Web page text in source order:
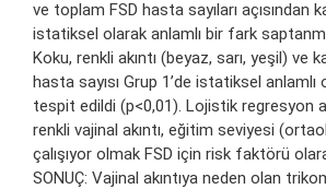
ve toplam FSD hasta sayıları açısından
istatiksel olarak anlamlı bir fark
Koku, renkli akıntı (beyaz, sarı, yeşil) ve
hasta sayısı Grup 1’de istatiksel anlamlı
tespit edildi (p<0,01). Lojistik regresyon
renkli vajinal akıntı, eğitim seviyesi
çalışıyor olmak FSD için risk faktörü
SONUÇ: Vajinal akıntıya neden olan